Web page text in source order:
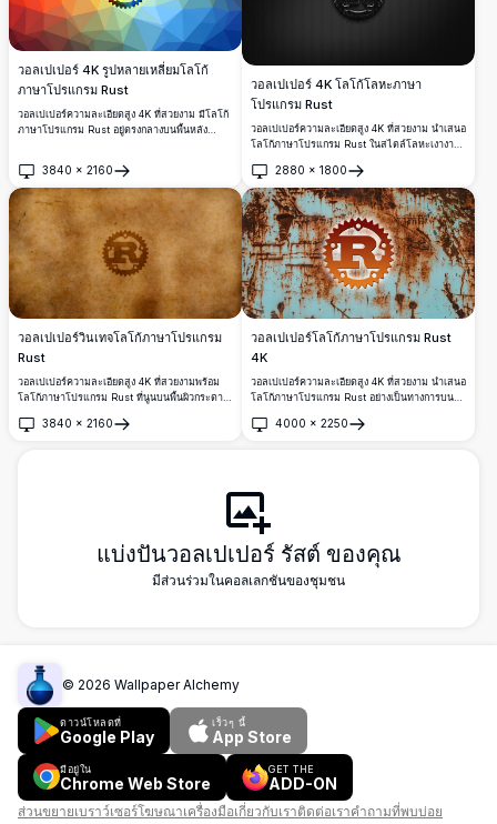
วอลเปเปอร์ 4K รูปหลายเหลี่ยมโลโก้
ภาษาโปรแกรม Rust
วอลเปเปอร์ความละเอียดสูง 4K ที่สวยงาม มีโลโก้
ภาษาโปรแกรม Rust อยู่ตรงกลางบนพื้นหลัง
3840 × 2160
เปิด
วอลเปเปอร์ 4K โลโก้โลหะภาษา
โปรแกรม Rust
วอลเปเปอร์ความละเอียดสูง 4K ที่สวยงาม นำเสนอ
โลโก้ภาษาโปรแกรม Rust ในสไตล์โลหะเงางาม
พัฒนาและผู้ที่ชื่นชอบเทคโนโลยี
2880 × 1800
เปิด
วอลเปเปอร์วินเทจโลโก้ภาษาโปรแกรม
Rust
วอลเปเปอร์ความละเอียดสูง 4K ที่สวยงามพร้อม
โลโก้ภาษาโปรแกรม Rust ที่นูนบนพื้นผิวกระดาษ
ต้องการพื้นหลังเดสก์ท็อปสไตล์วินเทจและสตีมพังก์
3840 × 2160
เปิด
วอลเปเปอร์โลโก้ภาษาโปรแกรม Rust
4K
วอลเปเปอร์ความละเอียดสูง 4K ที่สวยงาม นำเสนอ
โลโก้ภาษาโปรแกรม Rust อย่างเป็นทางการบน
พัฒนาและโปรแกรมเมอร์ที่ชื่นชอบการเขียน
4000 × 2250
เปิด
แบ่งปันวอลเปเปอร์ รัสต์ ของคุณ
มีส่วนร่วมในคอลเลกชันของชุมชน
© 2026 Wallpaper Alchemy
ดาวน์โหลดที่
Google Play
เร็วๆ นี้
App Store
มีอยู่ใน
Chrome Web Store
GET THE
ADD-ON
ส่วนขยายเบราว์เซอร์โฆษณาเครื่องมือเกี่ยวกับเราติดต่อเราคำถามที่พบบ่อย